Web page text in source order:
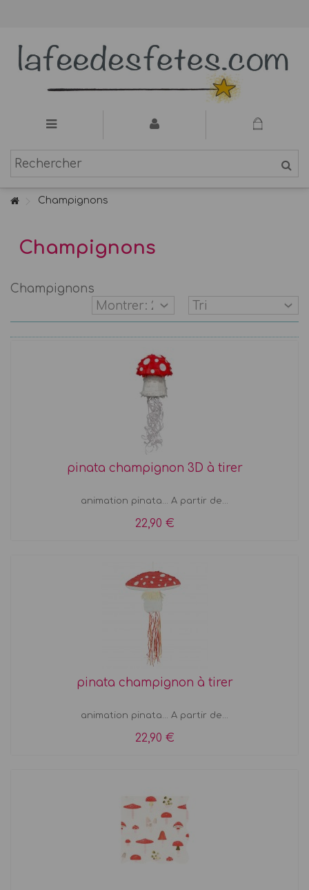
Champignons
Champignons
Champignons
pinata champignon 3D à tirer
animation pinata... A partir de...
22,90 €
pinata champignon à tirer
animation pinata... A partir de...
22,90 €